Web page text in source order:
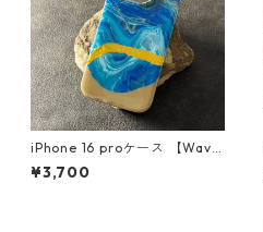
iPhone 16 proケース 【Wave
s of blissシリーズ】
¥3,700